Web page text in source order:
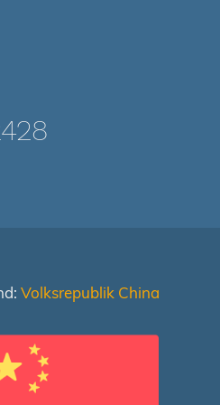
Volksrepublik China